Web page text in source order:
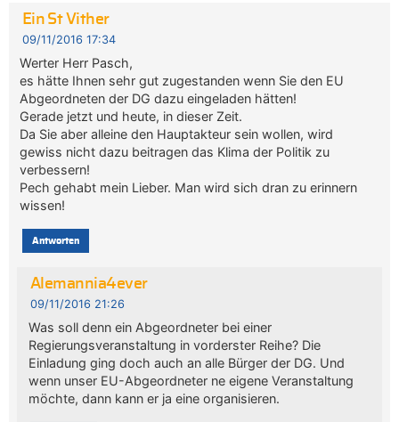
Ein St Vither
09/11/2016 17:34
Werter Herr Pasch,
es hätte Ihnen sehr gut zugestanden wenn Sie den EU
Abgeordneten der DG dazu eingeladen hätten!
Gerade jetzt und heute, in dieser Zeit.
Da Sie aber alleine den Hauptakteur sein wollen, wird
gewiss nicht dazu beitragen das Klima der Politik zu
verbessern!
Pech gehabt mein Lieber. Man wird sich dran zu erinnern
wissen!
Antworten
Alemannia4ever
09/11/2016 21:26
Was soll denn ein Abgeordneter bei einer
Regierungsveranstaltung in vorderster Reihe? Die
Einladung ging doch auch an alle Bürger der DG. Und
wenn unser EU-Abgeordneter ne eigene Veranstaltung
möchte, dann kann er ja eine organisieren.